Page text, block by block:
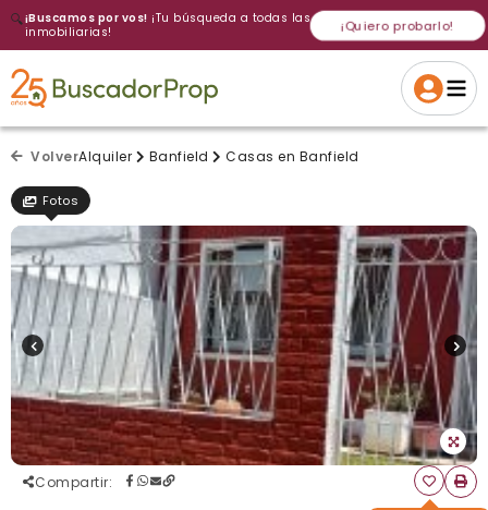
🔍¡Buscamos por vos! ¡Tu búsqueda a todas las
inmobiliarias!
¡Quiero probarlo!
Cancelar Si, eliminar
Gracias
Volver a intentar
VolverAlquiler Banfield Casas en Banfield
Fotos
Compartir: